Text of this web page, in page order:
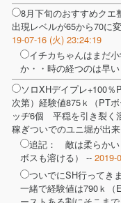
8月下旬のおすすめクエ
出現レベルが65から70に
19-07-16 (火) 23:24:19
イチカちゃんはまだ
か・・時の経つのは早
ソロXHデイプレ+100％
次第）経験値875ｋ（PT
ッヂ6個 平穏を引き裂く
稼ぎついでのユニ堀が出
追記： 敵は柔らかい
ボスも溶ける） -- 2019-
ついでにSH行ってき
一緒で経験値は790ｋ（